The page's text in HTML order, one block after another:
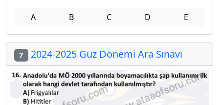
A B C D E
7 2024-2025 Güz Dönemi Ara Sınavı